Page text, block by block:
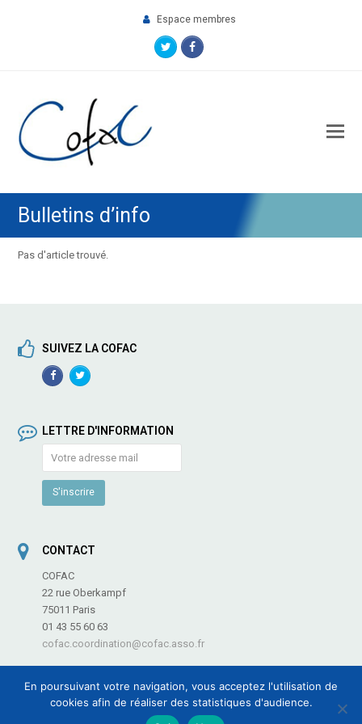
Espace membres
TwitterFacebook
Bulletins d’info
Pas d'article trouvé.
SUIVEZ LA COFAC
FacebookTwitterProfile
LETTRE D'INFORMATION
CONTACT
COFAC
22 rue Oberkampf
75011 Paris
01 43 55 60 63
cofac.coordination@cofac.asso.fr
COFAC - Coordination des Fédérations et Associations de Culture et de
En poursuivant votre navigation, vous acceptez l'utilisation de
cookies afin de réaliser des statistiques d'audience.